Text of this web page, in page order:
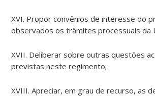
XVI. Propor convênios de interesse do
observados os trâmites processuais da
XVII. Deliberar sobre outras questões
previstas neste regimento;
XVIII. Apreciar, em grau de recurso, as